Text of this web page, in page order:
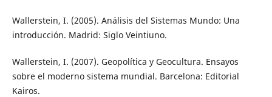
Wallerstein, I. (2005). Análisis del Sistemas Mundo: Una
introducción. Madrid: Siglo Veintiuno.
Wallerstein, I. (2007). Geopolítica y Geocultura. Ensayos
sobre el moderno sistema mundial. Barcelona: Editorial
Kairos.